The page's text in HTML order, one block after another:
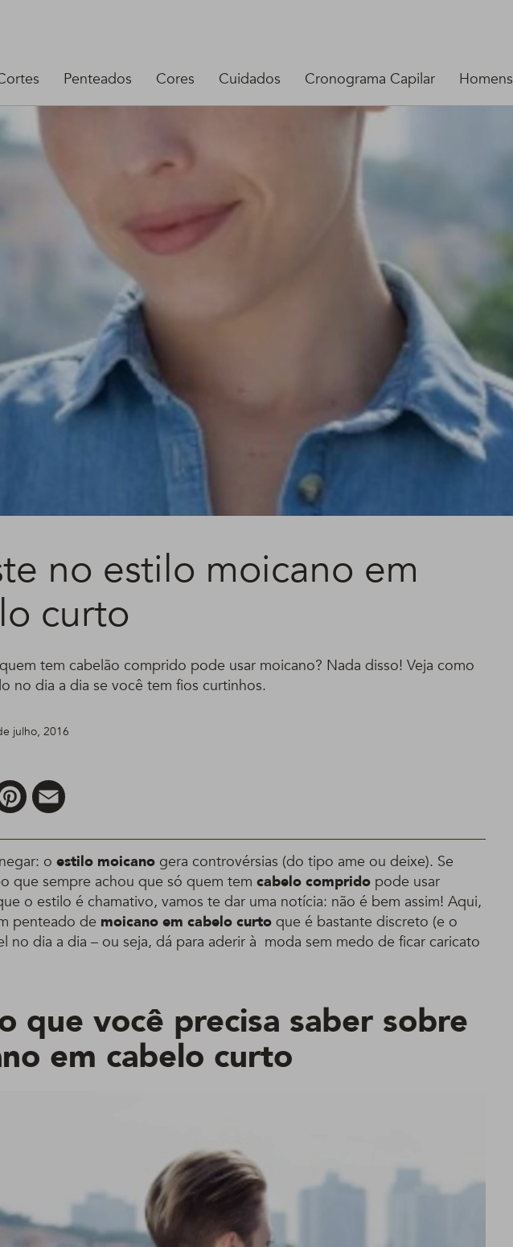
Penteados Cores Cuidados Cronograma Capilar Homens
no estilo moicano em
curto
tem cabelão comprido pode usar moicano? Nada disso! Veja como
no dia a dia se você tem fios curtinhos.
julho, 2016
Pinterest
o estilo moicano gera controvérsias (do tipo ame ou deixe). Se
que sempre achou que só quem tem cabelo comprido pode usar
o estilo é chamativo, vamos te dar uma notícia: não é bem assim! Aqui,
penteado de moicano em cabelo curto que é bastante discreto (e o
no dia a dia – ou seja, dá para aderir à moda sem medo de ficar caricato
que você precisa saber sobre
em cabelo curto